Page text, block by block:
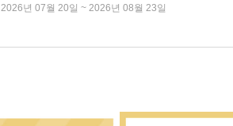
2026년 07월 20일 ~ 2026년 08월 23일